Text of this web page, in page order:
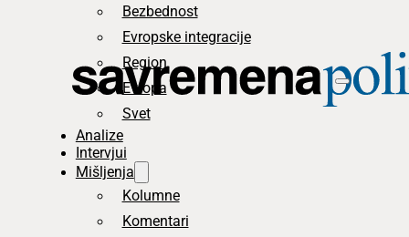
Bezbednost
Evropske integracije
Region
Evropa
Svet
Analize
Intervjui
Mišljenja
Kolumne
Komentari